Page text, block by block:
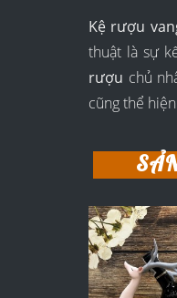
Kệ rượu
thuật là sự
rượu chủ
cũng thể